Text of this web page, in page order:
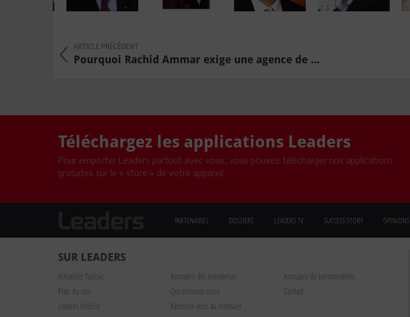
ARTICLE PRÉCÉDENT
Pourquoi Rachid Ammar exige une agence de ...
Téléchargez les applications Leaders
Pour emporter Leaders partout avec vous, vous pouvez télécharger nos applications
gratuites sur le « store » de votre appareil.
PARTENAIRES DOSSIERS LEADERS TV SUCCESS STORY OPINIONS
SUR LEADERS
Actualités Tunisie Annuaire des entreprises
Annuaire de personnalités
Plan du site
Qui sommes nous
Contact
Leaders Mobile
Abonnez-vous au mensuel